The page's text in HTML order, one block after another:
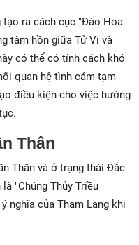
tạo ra cách cục "Đào Hoa
tâm hồn giữa Tử Vi và
có thể có tính cách khó
quan hệ tình cảm tạm
điều kiện cho việc hướng
Thân
Thân và ở trạng thái Đắc
"Chúng Thủy Triều
nghĩa của Tham Lang khi